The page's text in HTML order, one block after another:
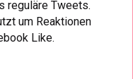
reguläre Tweets.
um Reaktionen
Like.